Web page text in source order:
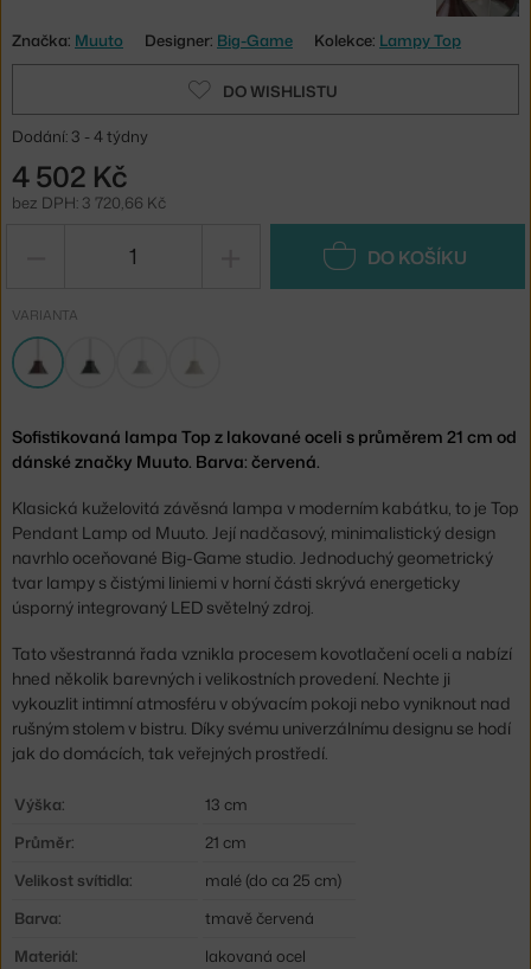
Značka: Muuto Designer: Big-Game Kolekce: Lampy Top
DO WISHLISTU
Dodání: 3 - 4 týdny
4 502 Kč
bez DPH: 3 720,66 Kč
DO KOŠÍKU
VARIANTA
Sofistikovaná lampa Top z lakované oceli s průměrem 21 cm od
dánské značky Muuto. Barva: červená.
Klasická kuželovitá závěsná lampa v moderním kabátku, to je Top
Pendant Lamp od Muuto. Její nadčasový, minimalistický design
navrhlo oceňované Big-Game studio. Jednoduchý geometrický
tvar lampy s čistými liniemi v horní části skrývá energeticky
úsporný integrovaný LED světelný zdroj.
Tato všestranná řada vznikla procesem kovotlačení oceli a nabízí
hned několik barevných i velikostních provedení. Nechte ji
vykouzlit intimní atmosféru v obývacím pokoji nebo vyniknout nad
rušným stolem v bistru. Díky svému univerzálnímu designu se hodí
jak do domácích, tak veřejných prostředí.
Výška:
13 cm
Průměr:
21 cm
Velikost svítidla:
malé (do ca 25 cm)
Barva:
tmavě červená
Materiál:
lakovaná ocel